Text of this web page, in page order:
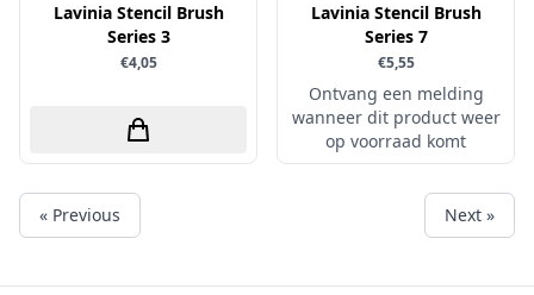
Lavinia Stencil Brush
Series 3
€4,05
Lavinia Stencil Brush
Series 7
€5,55
Ontvang een melding
wanneer dit product weer
op voorraad komt
« Previous Next »